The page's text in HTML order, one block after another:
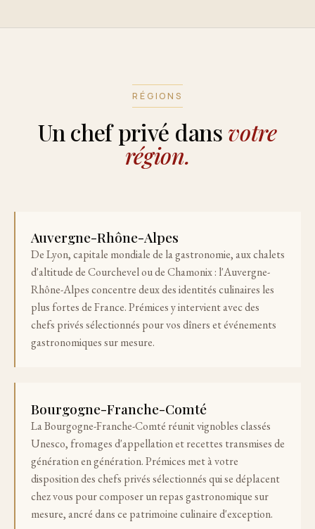
RÉGIONS
Un chef privé dans votre
région.
Auvergne-Rhône-Alpes
De Lyon, capitale mondiale de la gastronomie, aux chalets
d'altitude de Courchevel ou de Chamonix : l'Auvergne-
Rhône-Alpes concentre deux des identités culinaires les
plus fortes de France. Prémices y intervient avec des
chefs privés sélectionnés pour vos dîners et événements
gastronomiques sur mesure.
Bourgogne-Franche-Comté
La Bourgogne-Franche-Comté réunit vignobles classés
Unesco, fromages d'appellation et recettes transmises de
génération en génération. Prémices met à votre
disposition des chefs privés sélectionnés qui se déplacent
chez vous pour composer un repas gastronomique sur
mesure, ancré dans ce patrimoine culinaire d'exception.